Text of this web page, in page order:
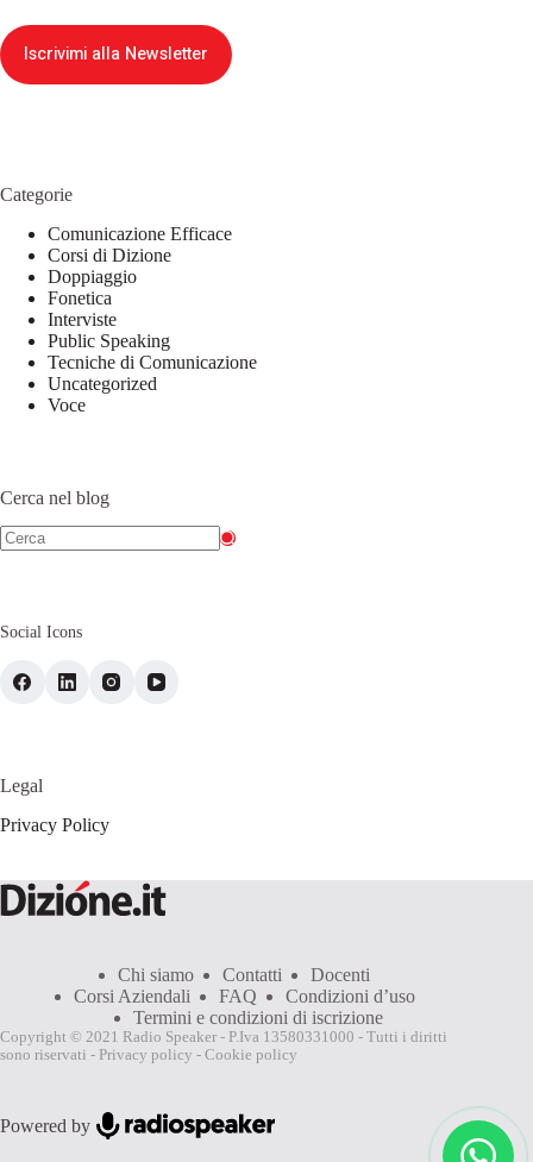
Iscrivimi alla Newsletter
Categorie
Comunicazione Efficace
Corsi di Dizione
Doppiaggio
Fonetica
Interviste
Public Speaking
Tecniche di Comunicazione
Uncategorized
Voce
Cerca nel blog
Social Icons
Legal
Privacy Policy
Chi siamo Contatti
Docenti
Corsi Aziendali
FAQ
Condizioni d’uso
Termini e condizioni di iscrizione
Copyright © 2021 Radio Speaker - P.Iva 13580331000 - Tutti i diritti
sono riservati - Privacy policy - Cookie policy
Powered by